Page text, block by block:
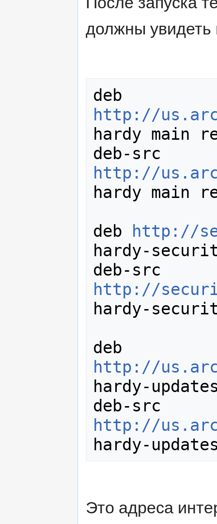
должны
http://
hardy main
http://
hardy main
deb
http://
hardy-
http://
hardy-
http://
hardy-
http://
Это адреса